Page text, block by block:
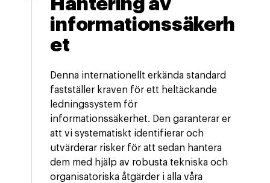
Hantering av
informationssäkerh
et
Denna internationellt erkända standard
fastställer kraven för ett heltäckande
ledningssystem för
informationssäkerhet. Den garanterar er
att vi systematiskt identifierar och
utvärderar risker för att sedan hantera
dem med hjälp av robusta tekniska och
organisatoriska åtgärder i alla våra